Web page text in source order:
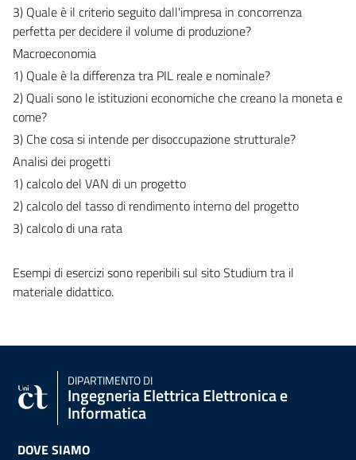
3) Quale è il criterio seguito dall'impresa in concorrenza
perfetta per decidere il volume di produzione?
Macroeconomia
1) Quale è la differenza tra PIL reale e nominale?
2) Quali sono le istituzioni economiche che creano la moneta e
come?
3) Che cosa si intende per disoccupazione strutturale?
Analisi dei progetti
1) calcolo del VAN di un progetto
2) calcolo del tasso di rendimento interno del progetto
3) calcolo di una rata
Esempi di esercizi sono reperibili sul sito Studium tra il
materiale didattico.
DIPARTIMENTO DI
Ingegneria Elettrica Elettronica e
Informatica
DOVE SIAMO